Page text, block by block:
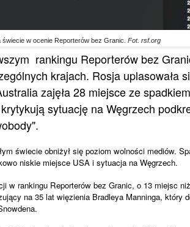
świecie w ocenie Reporterów bez Granic. Fot. rsf.org
rankingu Reporterów bez
krajach. Rosja uplasowała
zajęła 28 miejsce ze
sytuację na Węgrzech
świecie obniżył się poziom wolności mediów.
niskie miejsce USA i sytuacja na Węgrzech.
w rankingu Reporterów bez Granic, o 13 miejsc
na 35 lat więzienia Bradleya Manninga, który